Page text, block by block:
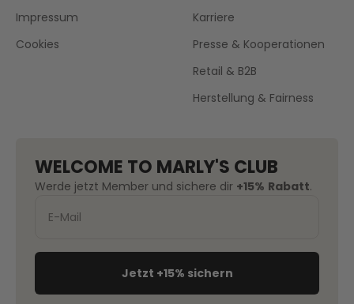
Impressum
Cookies
Karriere
Presse & Kooperationen
Retail & B2B
Herstellung & Fairness
WELCOME TO MARLY'S CLUB
Werde jetzt Member und sichere dir +15% Rabatt.
Jetzt +15% sichern